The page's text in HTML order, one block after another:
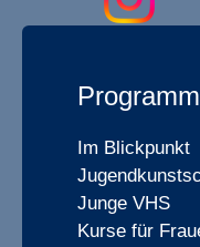
Programm
Im Blickpunkt
Junge VHS
Kurse für